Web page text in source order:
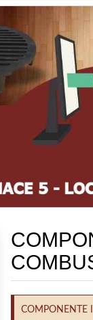
COMPONENTE